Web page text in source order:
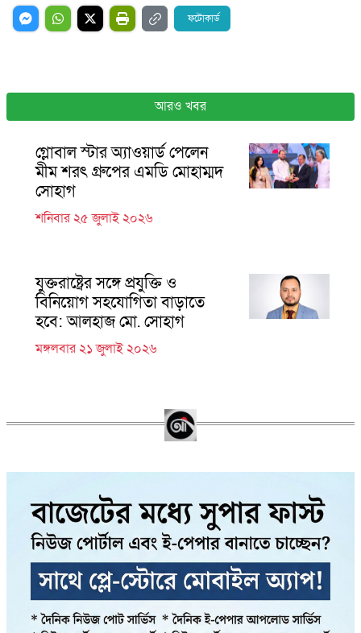
ফটোকার্ড
আরও খবর
গ্লোবাল স্টার অ্যাওয়ার্ড পেলেন
মীম শরৎ গ্রুপের এমডি মোহাম্মদ
সোহাগ
শনিবার ২৫ জুলাই ২০২৬
যুক্তরাষ্ট্রের সঙ্গে প্রযুক্তি ও
বিনিয়োগ সহযোগিতা বাড়াতে
হবে: আলহাজ মো. সোহাগ
মঙ্গলবার ২১ জুলাই ২০২৬